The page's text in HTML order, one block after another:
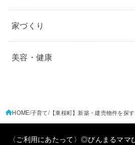
家づくり
美容・健康
HOME 子育て 【東桜町】新築・建売物件を探す
〈ご利用にあたって〉◎びんまるマ